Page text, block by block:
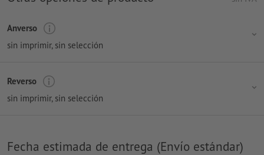
Anverso
sin imprimir, sin selección
Reverso
sin imprimir, sin selección
Fecha estimada de entrega (Envío estándar)